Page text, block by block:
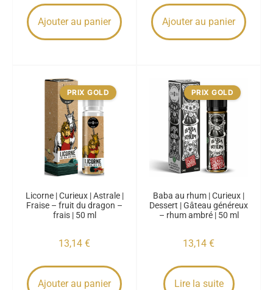
Ajouter au panier Ajouter au panier
PRIX GOLD
Licorne | Curieux | Astrale |
Fraise – fruit du dragon –
frais | 50 ml
13,14 €
Ajouter au panier
PRIX GOLD
Baba au rhum | Curieux |
Dessert | Gâteau généreux
– rhum ambré | 50 ml
13,14 €
Lire la suite